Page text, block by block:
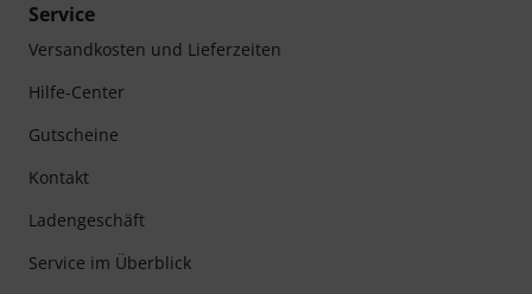
Service
Versandkosten und Lieferzeiten
Hilfe-Center
Gutscheine
Kontakt
Ladengeschäft
Service im Überblick